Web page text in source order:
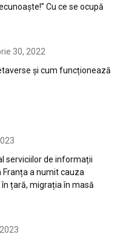
Cu ce se ocupă
30, 2022
și cum funcționează
serviciilor de informații
Franța a numit cauza
țară, migrația în masă